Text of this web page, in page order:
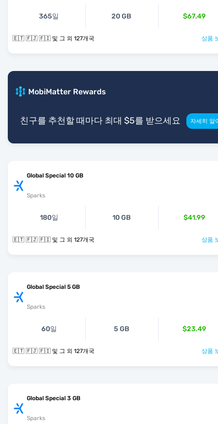
365일 20 GB $67.49
🇪🇹 🇫🇯 🇫🇮 및 그 외 127개국 상품
MobiMatter Rewards
친구를 추천할 때마다 최대 $5를 받으세요 자세히 알
Global Special 10 GB
Sparks
180일 10 GB $41.99
🇪🇹 🇫🇯 🇫🇮 및 그 외 127개국 상품
Global Special 5 GB
Sparks
60일 5 GB $23.49
🇪🇹 🇫🇯 🇫🇮 및 그 외 127개국 상품
Global Special 3 GB
Sparks